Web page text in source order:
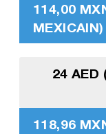
114,00
MEXICAIN)
24 AED
118,96